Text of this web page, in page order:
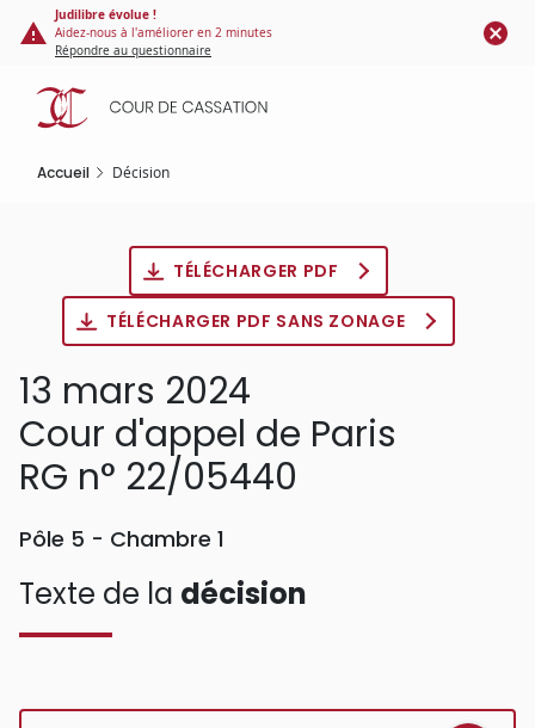
Panneau de gestion des cookies
contenu
principal
Judilibre évolue !
Aidez-nous à l'améliorer en 2 minutes
Répondre au questionnaire
Accueil Décision
TÉLÉCHARGER PDF
TÉLÉCHARGER PDF SANS ZONAGE
13 mars 2024
Cour d'appel de Paris
RG n° 22/05440
Pôle 5 - Chambre 1
Texte de la décision